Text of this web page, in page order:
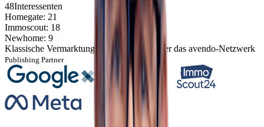
48Interessenten
Homegate: 21
Immoscout: 18
Newhome: 9
Klassische Vermarktung
Vermarktung über das avendo-Netzwerk
Publishing Partner